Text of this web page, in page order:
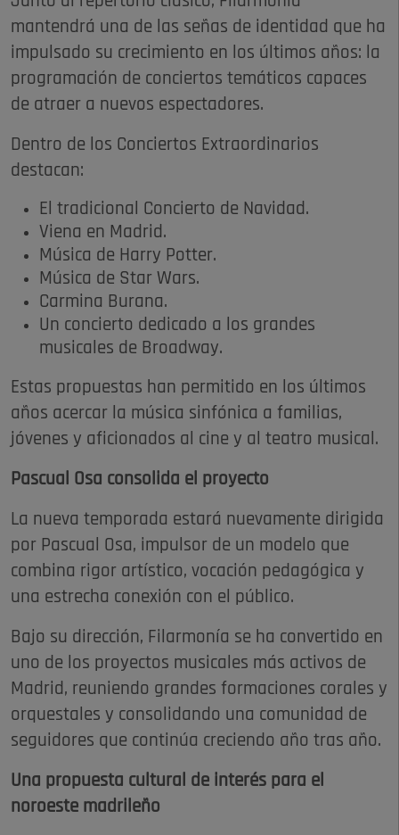
mantendrá una de las señas de identidad que ha
impulsado su crecimiento en los últimos años: la
programación de conciertos temáticos capaces
de atraer a nuevos espectadores.
Dentro de los Conciertos Extraordinarios
destacan:
El tradicional Concierto de Navidad.
Viena en Madrid.
Música de Harry Potter.
Música de Star Wars.
Carmina Burana.
Un concierto dedicado a los grandes
musicales de Broadway.
Estas propuestas han permitido en los últimos
años acercar la música sinfónica a familias,
jóvenes y aficionados al cine y al teatro musical.
Pascual Osa consolida el proyecto
La nueva temporada estará nuevamente dirigida
por Pascual Osa, impulsor de un modelo que
combina rigor artístico, vocación pedagógica y
una estrecha conexión con el público.
Bajo su dirección, Filarmonía se ha convertido en
uno de los proyectos musicales más activos de
Madrid, reuniendo grandes formaciones corales y
orquestales y consolidando una comunidad de
seguidores que continúa creciendo año tras año.
Una propuesta cultural de interés para el
noroeste madrileño